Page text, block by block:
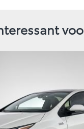
PROACE